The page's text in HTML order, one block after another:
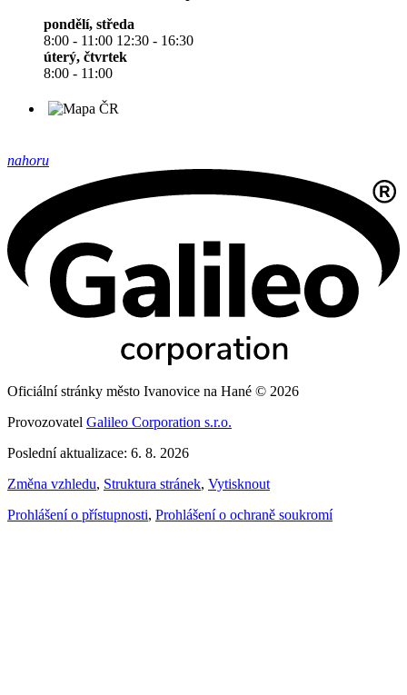
pondělí, středa
8:00 - 11:00 12:30 - 16:30
úterý, čtvrtek
8:00 - 11:00
nahoru
Oficiální stránky město Ivanovice na Hané © 2026
Provozovatel Galileo Corporation s.r.o.
Poslední aktualizace: 6. 8. 2026
Změna vzhledu, Struktura stránek, Vytisknout
Prohlášení o přístupnosti, Prohlášení o ochraně soukromí